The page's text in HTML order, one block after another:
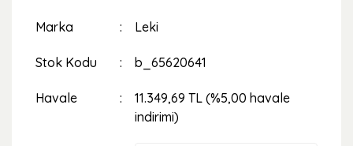
Marka Leki
Stok Kodu b_65620641
Havale
11.349,69 TL (%5,00 havale
indirimi)